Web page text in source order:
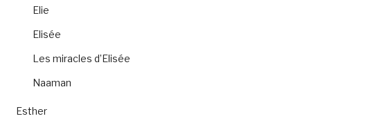
Elie
Elisée
Les miracles d’Elisée
Naaman
Esther